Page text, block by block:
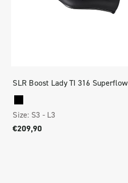
SLR Boost Lady TI 316 Superflow
Size: S3 - L3
€209,90